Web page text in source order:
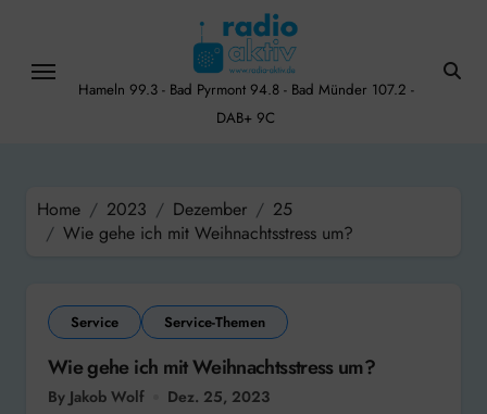
content
Hameln 99.3 - Bad Pyrmont 94.8 - Bad Münder 107.2 -
DAB+ 9C
Home 2023 Dezember
25
Wie gehe ich mit Weihnachtsstress um?
Service Service-Themen
Wie gehe ich mit Weihnachtsstress um?
By Jakob Wolf Dez. 25, 2023